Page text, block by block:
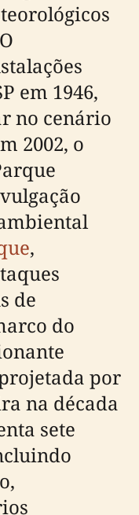
em 1946,
no cenário
2002, o
,
de
do
por
na década
sete